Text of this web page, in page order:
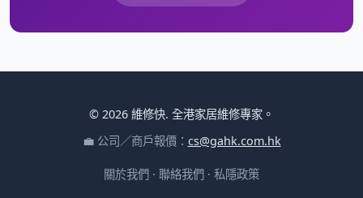
© 2026 維修快. 全港家居維修專家。
💼 公司／商戶報價： cs@gahk.com.hk
關於我們 · 聯絡我們 · 私隱政策